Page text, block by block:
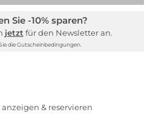
Sie -10% sparen?
jetzt für den Newsletter an.
die Gutscheinbedingungen.
& reservieren